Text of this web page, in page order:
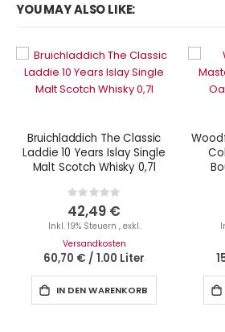
YOU MAY ALSO LIKE:
Bruichladdich The Classic
Laddie 10 Years Islay Single
Malt Scotch Whisky 0,7l
Rating:
0%
42,49 €
Inkl. 19% Steuern , exkl.
Versandkosten
60,70 € / 1.00 Liter
IN DEN WARENKORB